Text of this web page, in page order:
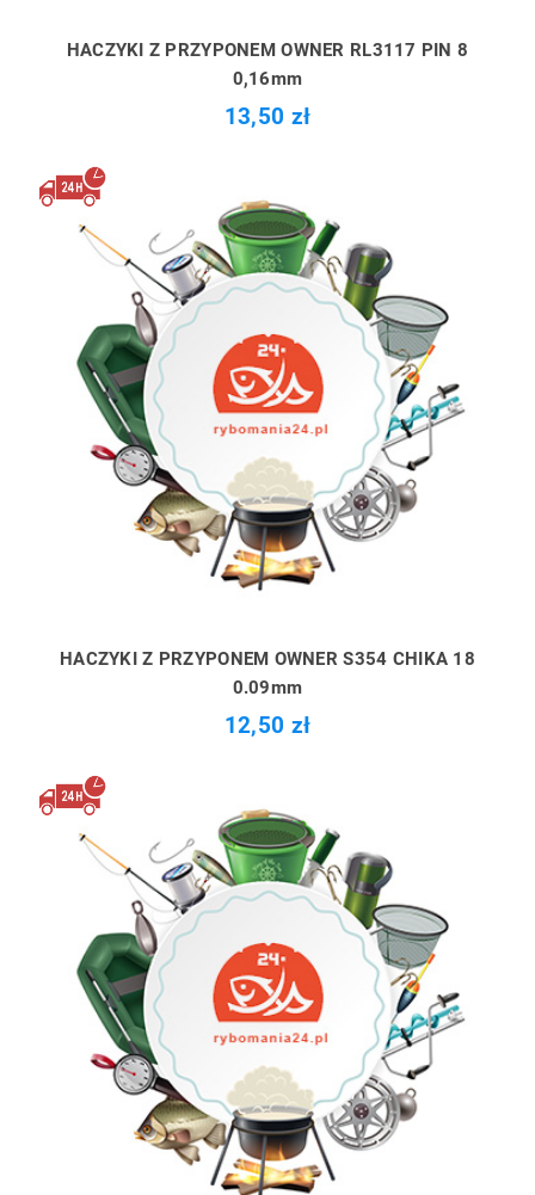
HACZYKI Z PRZYPONEM OWNER RL3117 PIN 8
0,16mm
13,50 zł
HACZYKI Z PRZYPONEM OWNER S354 CHIKA 18
0.09mm
12,50 zł